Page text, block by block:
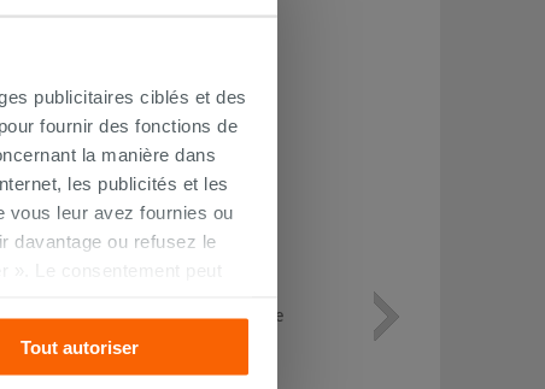
publicitaires ciblés et des
fournir des fonctions de
la manière dans
les publicités et les
vous leur avez fournies ou
davantage ou refusez le
». Le consentement peut
Tout autoriser
Siphon bidet en S 1'1/4 inspectable
chrome